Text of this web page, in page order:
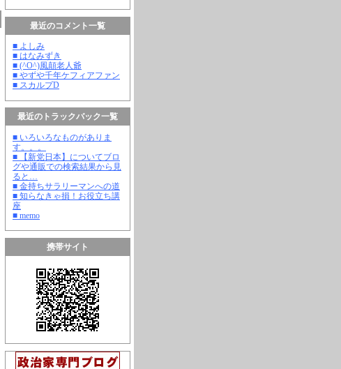
最近のコメント一覧
■ よしみ
■ はなみずき
■ (^O^)風顛老人爺
■ やずや千年ケフィアファン
■ スカルプD
最近のトラックバック一覧
■ いろいろなものがありま
す。。。
■ 【新党日本】についてブロ
グや通販での検索結果から見
ると…
■ 金持ちサラリーマンへの道
■ 知らなきゃ損！お役立ち講
座
■ memo
携帯サイト